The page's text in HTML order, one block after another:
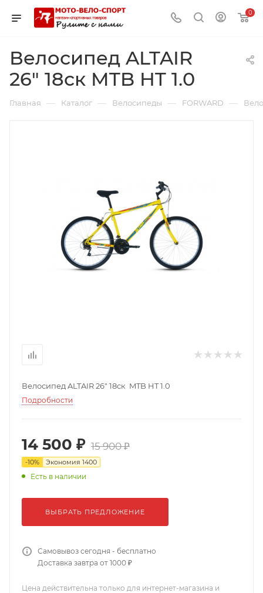
0
Велосипед ALTAIR
26" 18ск MTB HT 1.0
Главная — Каталог — Велосипеды — FORWARD —
Велосипед ALTAIR 26" 18ск MTB HT 1.0
Подробности
14 500 ₽ 15 900 ₽
-10% Экономия 1400
Есть в наличии
ВЫБРАТЬ ПРЕДЛОЖЕНИЕ
Самовывоз сегодня - бесплатно
Доставка завтра от 1000 ₽
Цена действительна только для интернет-магазина и